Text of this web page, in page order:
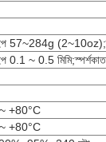
57~284g
0.1 ~ 0.5
+80°C
+80°C